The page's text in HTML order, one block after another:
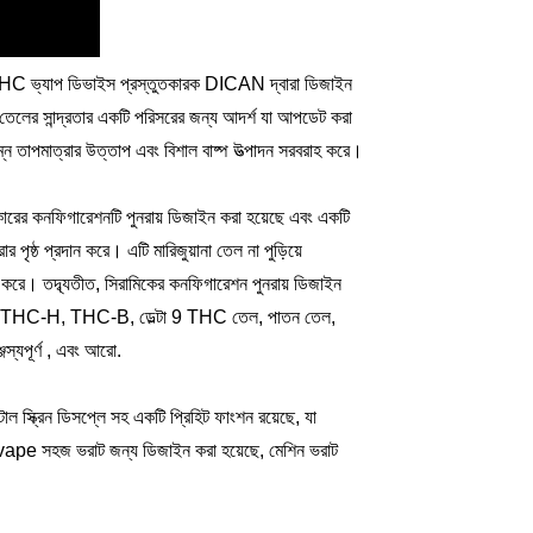
ভ্যাপ ডিভাইস প্রস্তুতকারক DICAN দ্বারা ডিজাইন
সান্দ্রতার একটি পরিসরের জন্য আদর্শ যা আপডেট করা
উত্তাপ এবং বিশাল বাষ্প উত্পাদন সরবরাহ করে।
কনফিগারেশনটি পুনরায় ডিজাইন করা হয়েছে এবং একটি
পৃষ্ঠ প্রদান করে। এটি মারিজুয়ানা তেল না পুড়িয়ে
তদ্ব্যতীত, সিরামিকের কনফিগারেশন পুনরায় ডিজাইন
THC-H, THC-B, ডেল্টা 9 THC তেল, পাতন তেল,
, এবং আরো.
স্ক্রিন ডিসপ্লে সহ একটি প্রিহিট ফাংশন রয়েছে, যা
সহজ ভরাট জন্য ডিজাইন করা হয়েছে, মেশিন ভরাট